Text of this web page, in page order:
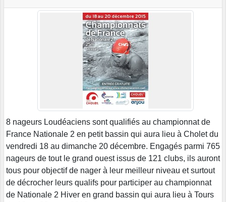
8 nageurs Loudéaciens sont qualifiés au championnat de
France Nationale 2 en petit bassin qui aura lieu à Cholet du
vendredi 18 au dimanche 20 décembre. Engagés parmi 765
nageurs de tout le grand ouest issus de 121 clubs, ils auront
tous pour objectif de nager à leur meilleur niveau et surtout
de décrocher leurs qualifs pour participer au championnat
de Nationale 2 Hiver en grand bassin qui aura lieu à Tours